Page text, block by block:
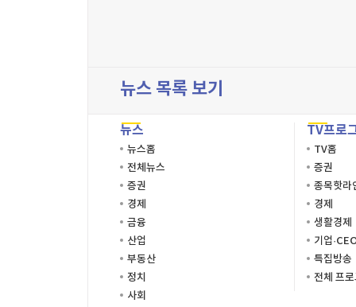
뉴스 목록 보기
뉴스
뉴스홈
전체뉴스
증권
경제
금융
산업
부동산
정치
사회
TV프로
TV홈
증권
종목핫라
경제
생활경제
기업
특집방송
전체 프